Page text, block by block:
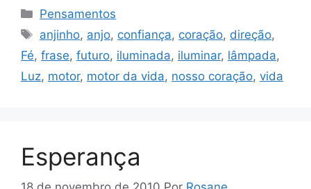
Categorias
Pensamentos
Tags
anjinho, anjo, confiança, coração, direção,
Fé, frase, futuro, iluminada, iluminar, lâmpada,
Luz, motor, motor da vida, nosso coração, vida
Esperança